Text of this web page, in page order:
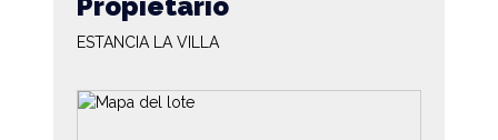
ESTANCIA LA VILLA